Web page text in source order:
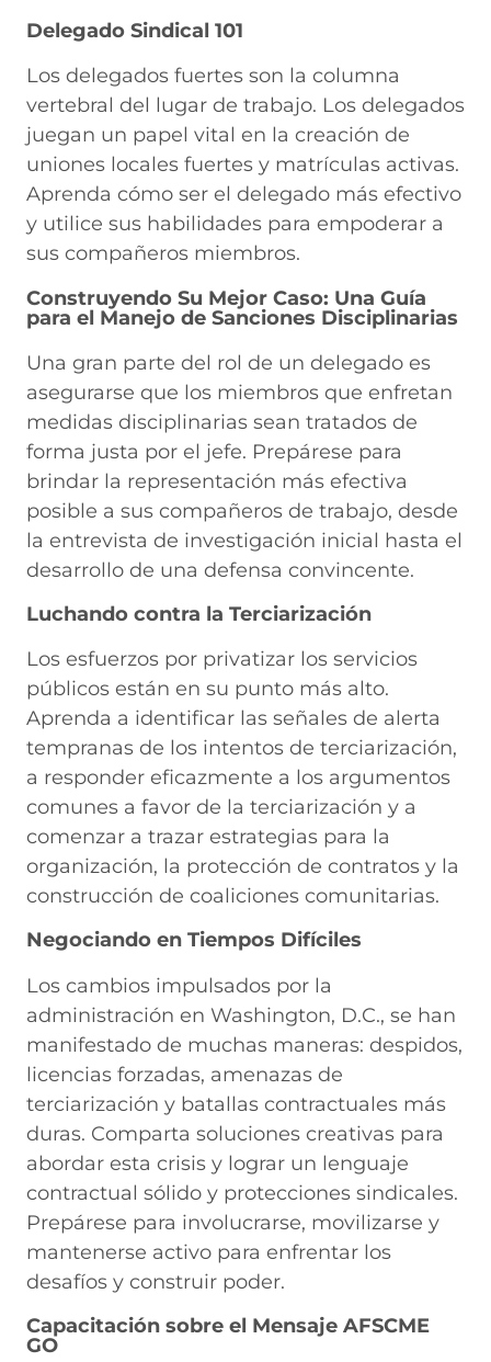
Delegado Sindical 101
Los delegados fuertes son la columna
vertebral del lugar de trabajo. Los delegados
juegan un papel vital en la creación de
uniones locales fuertes y matrículas activas.
Aprenda cómo ser el delegado más efectivo
y utilice sus habilidades para empoderar a
sus compañeros miembros.
Construyendo Su Mejor Caso: Una Guía
para el Manejo de Sanciones Disciplinarias
Una gran parte del rol de un delegado es
asegurarse que los miembros que enfretan
medidas disciplinarias sean tratados de
forma justa por el jefe. Prepárese para
brindar la representación más efectiva
posible a sus compañeros de trabajo, desde
la entrevista de investigación inicial hasta el
desarrollo de una defensa convincente.
Luchando contra la Terciarización
Los esfuerzos por privatizar los servicios
públicos están en su punto más alto.
Aprenda a identificar las señales de alerta
tempranas de los intentos de terciarización,
a responder eficazmente a los argumentos
comunes a favor de la terciarización y a
comenzar a trazar estrategias para la
organización, la protección de contratos y la
construcción de coaliciones comunitarias.
Negociando en Tiempos Difíciles
Los cambios impulsados por la
administración en Washington, D.C., se han
manifestado de muchas maneras: despidos,
licencias forzadas, amenazas de
terciarización y batallas contractuales más
duras. Comparta soluciones creativas para
abordar esta crisis y lograr un lenguaje
contractual sólido y protecciones sindicales.
Prepárese para involucrarse, movilizarse y
mantenerse activo para enfrentar los
desafíos y construir poder.
Capacitación sobre el Mensaje AFSCME
GO